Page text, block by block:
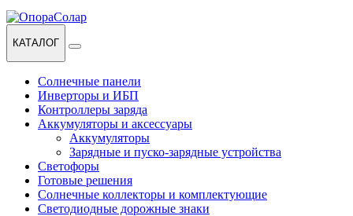
КАТАЛОГ
Солнечные панели
Инверторы и ИБП
Контроллеры заряда
Аккумуляторы и аксессуары
Аккумуляторы
Зарядные и пуско-зарядные устройства
Светофоры
Готовые решения
Солнечные коллекторы и комплектующие
Светодиодные дорожные знаки